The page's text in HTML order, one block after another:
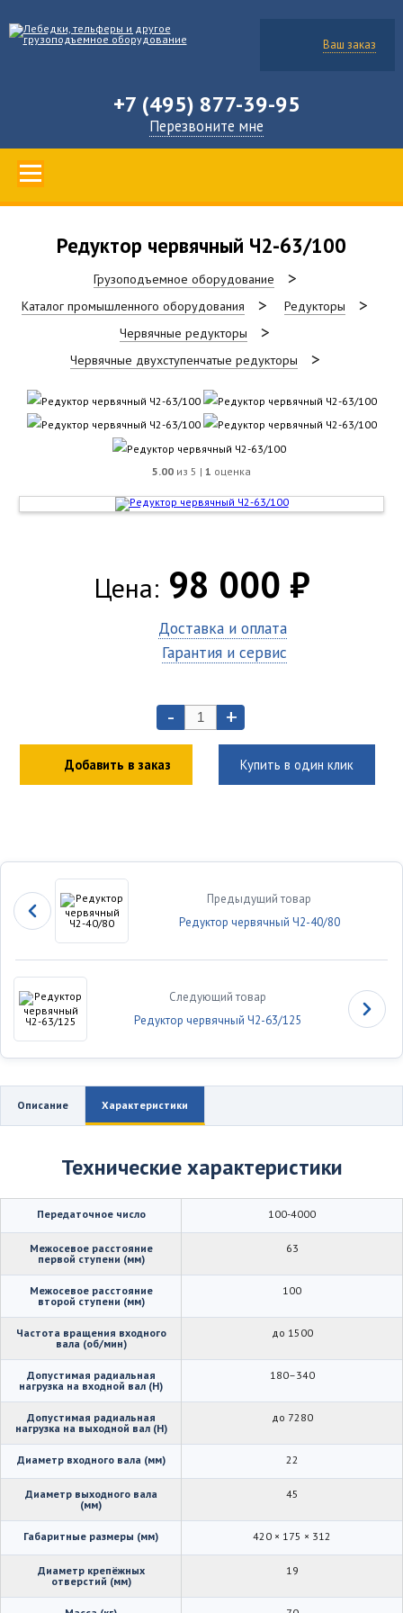
Ваш заказ
+7 (495) 877-39-95
Перезвоните мне
Редуктор червячный Ч2-63/100
Грузоподъемное оборудование
Каталог промышленного оборудования
Редукторы
Червячные редукторы
Червячные двухступенчатые редукторы
5.00 из 5 | 1 оценка
Цена: 98 000 ₽
Доставка и оплата
Гарантия и сервис
- +
Добавить в заказ Купить в один клик
Предыдущий товар
Редуктор червячный Ч2-40/80
Следующий товар
Редуктор червячный Ч2-63/125
Описание Характеристики
Технические характеристики
Передаточное число 100-4000
Межосевое расстояние
первой ступени (мм)
63
Межосевое расстояние
второй ступени (мм)
100
Частота вращения входного
вала (об/мин)
до 1500
Допустимая радиальная
нагрузка на входной вал (Н)
180–340
Допустимая радиальная
нагрузка на выходной вал (Н)
до 7280
Диаметр входного вала (мм) 22
Диаметр выходного вала
(мм)
45
Габаритные размеры (мм) 420 × 175 × 312
Диаметр крепёжных
отверстий (мм)
19